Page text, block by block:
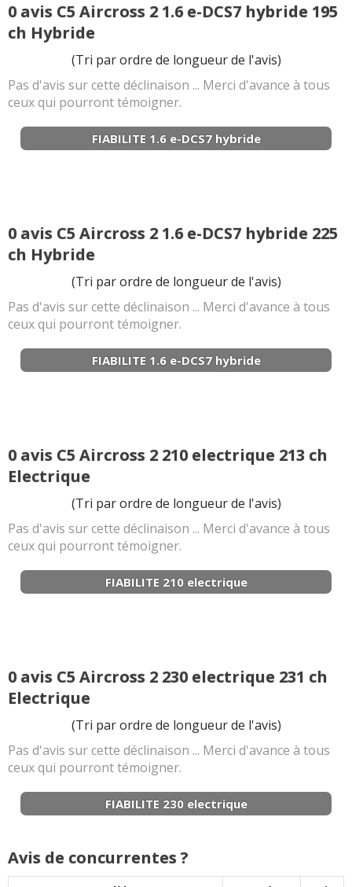
0 avis C5 Aircross 2 1.6 e-DCS7 hybride 195
ch Hybride
(Tri par ordre de longueur de l'avis)
Pas d'avis sur cette déclinaison ... Merci d'avance à tous
ceux qui pourront témoigner.
FIABILITE 1.6 e-DCS7 hybride
0 avis C5 Aircross 2 1.6 e-DCS7 hybride 225
ch Hybride
(Tri par ordre de longueur de l'avis)
Pas d'avis sur cette déclinaison ... Merci d'avance à tous
ceux qui pourront témoigner.
FIABILITE 1.6 e-DCS7 hybride
0 avis C5 Aircross 2 210 electrique 213 ch
Electrique
(Tri par ordre de longueur de l'avis)
Pas d'avis sur cette déclinaison ... Merci d'avance à tous
ceux qui pourront témoigner.
FIABILITE 210 electrique
0 avis C5 Aircross 2 230 electrique 231 ch
Electrique
(Tri par ordre de longueur de l'avis)
Pas d'avis sur cette déclinaison ... Merci d'avance à tous
ceux qui pourront témoigner.
FIABILITE 230 electrique
Avis de concurrentes ?